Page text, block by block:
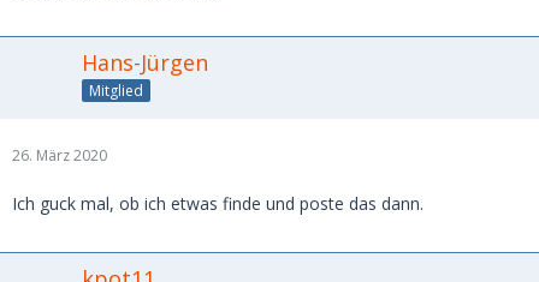
Hans-Jürgen
Mitglied
26. März 2020
Ich guck mal, ob ich etwas finde und poste das dann.